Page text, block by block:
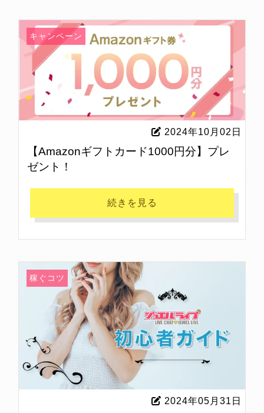
キャンペーン
2024年10月02日
【Amazonギフトカード1000円分】プレ
ゼント！
続きを見る
稼ぐコツ
2024年05月31日